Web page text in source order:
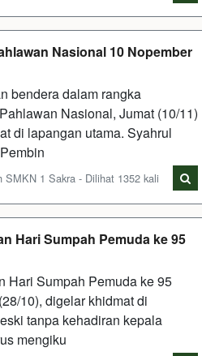
Nasional 10 Nopember
bendera dalam rangka
Nasional, Jumat (10/11)
di lapangan utama. Syahrul
SMKN 1 Sakra - Dilihat 1352 kali
Hari Sumpah Pemuda ke 95
Hari Sumpah Pemuda ke 95
10), digelar khidmat di
tanpa kehadiran kepala
mengiku